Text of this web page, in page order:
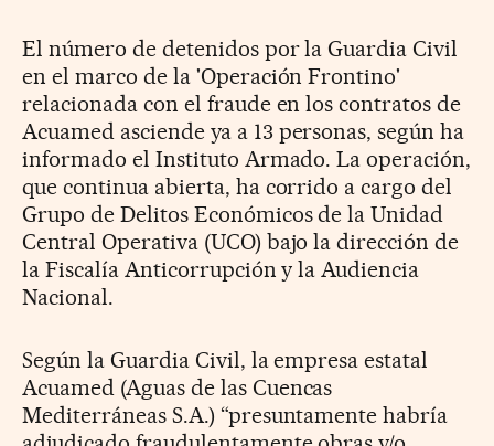
El número de detenidos por la Guardia Civil
en el marco de la 'Operación Frontino'
relacionada con el fraude en los contratos de
Acuamed asciende ya a 13 personas, según ha
informado el Instituto Armado. La operación,
que continua abierta, ha corrido a cargo del
Grupo de Delitos Económicos de la Unidad
Central Operativa (UCO) bajo la dirección de
la Fiscalía Anticorrupción y la Audiencia
Nacional.
Según la Guardia Civil, la empresa estatal
Acuamed (Aguas de las Cuencas
Mediterráneas S.A.) “presuntamente habría